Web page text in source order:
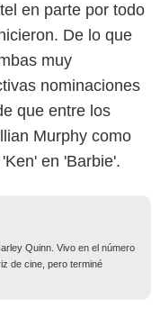
en parte por todo
De lo que
muy
nominaciones
que entre los
Murphy como
en 'Barbie'.
Quinn. Vivo en el número
de cine, pero terminé